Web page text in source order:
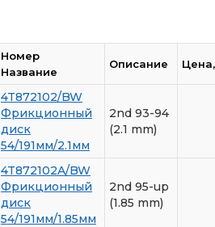
Номер
Название
Описание
4T872102/BW
Фрикционный
диск
54/191мм/2.1мм
2nd 93-94
(2.1 mm)
4T872102A/BW
Фрикционный
диск
54/191мм/1.85мм
2nd 95-up
(1.85 mm)